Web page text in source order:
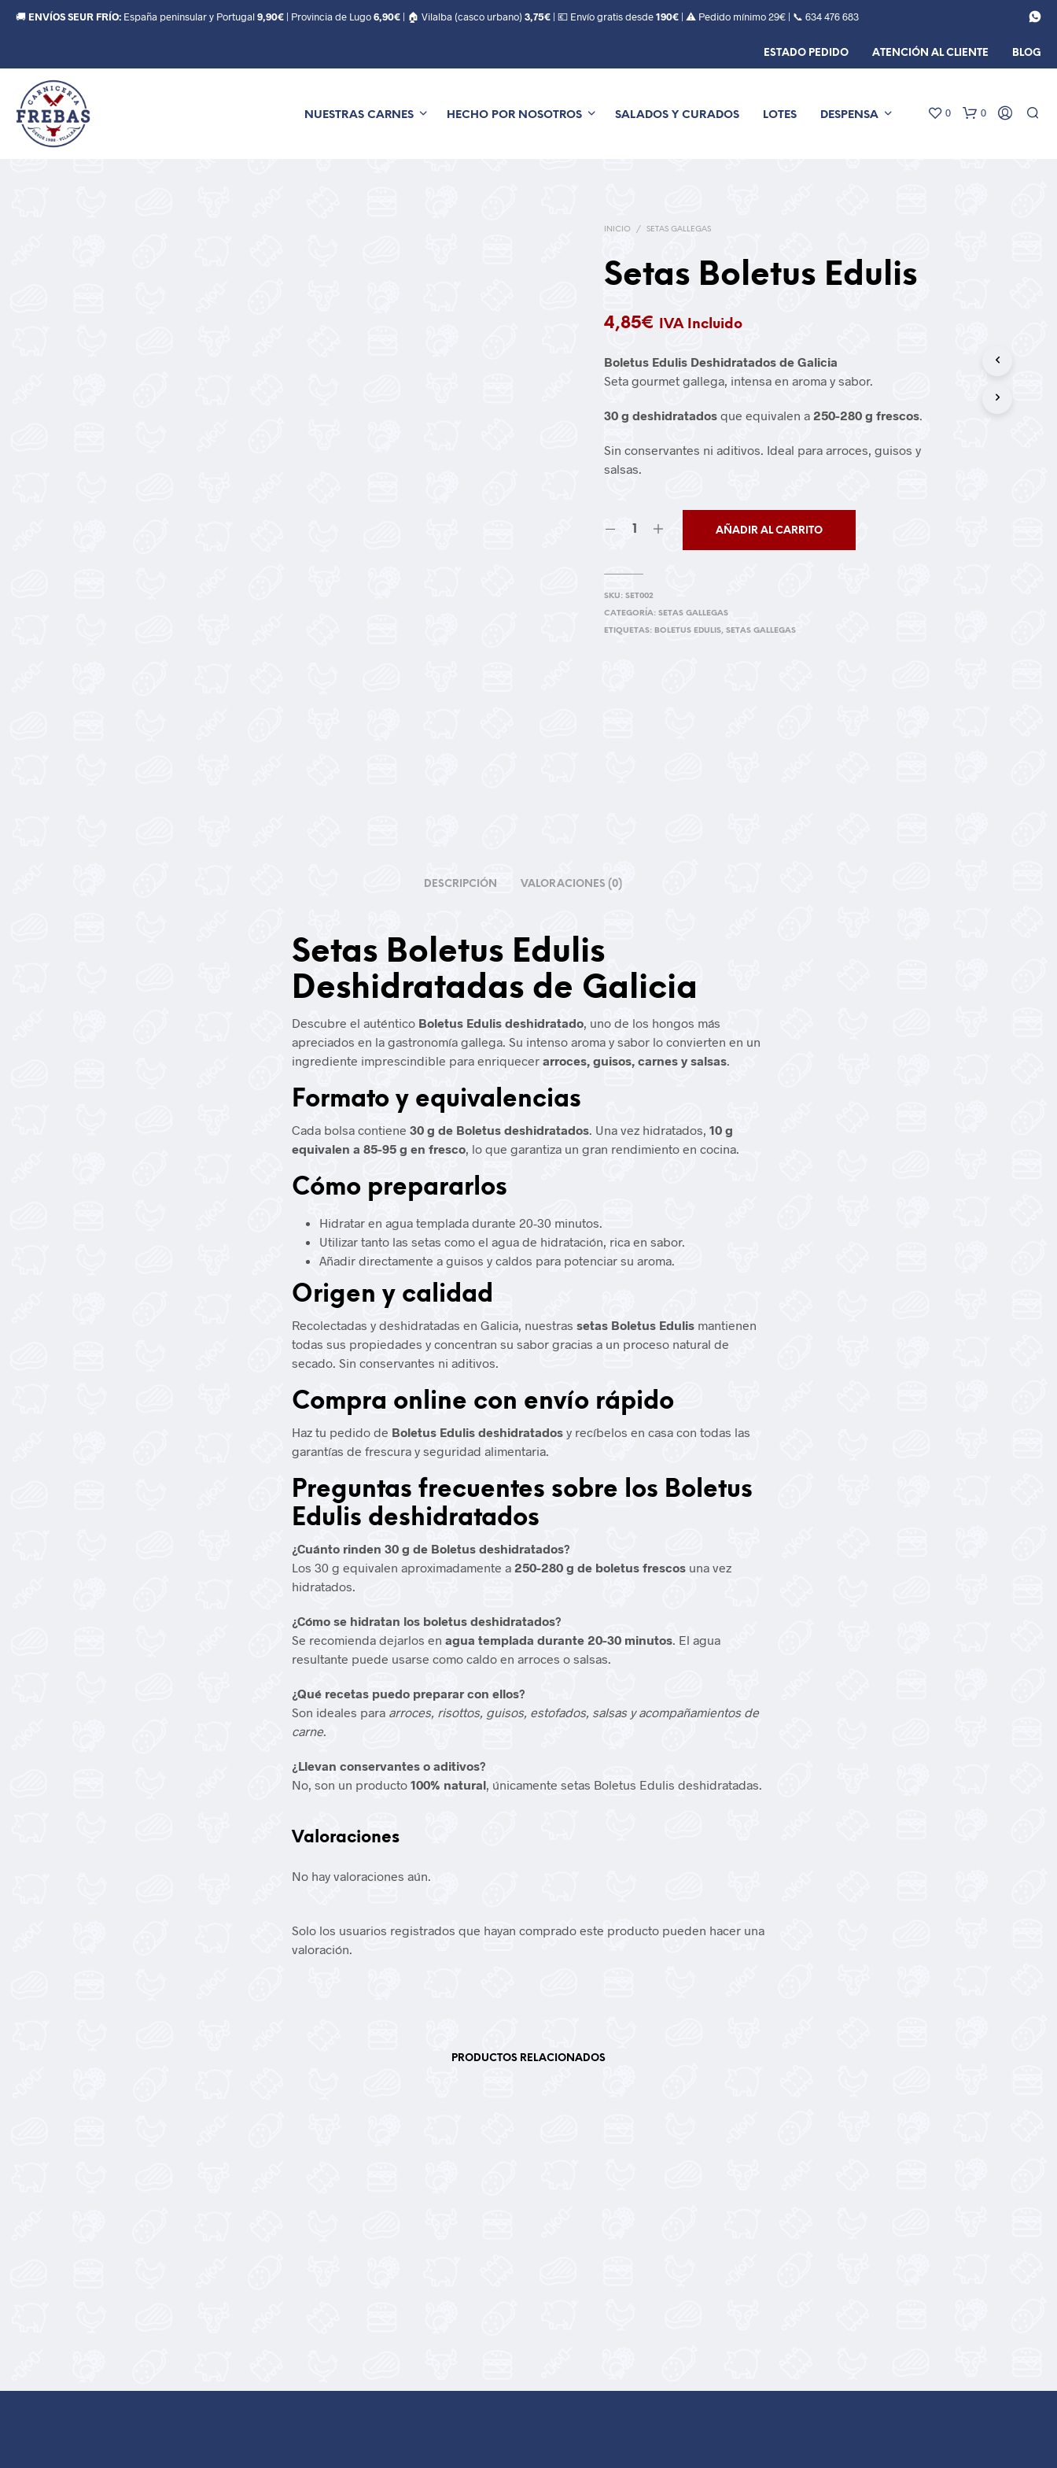
🚚 ENVÍOS SEUR FRÍO: España peninsular y Portugal9,90€ | Provincia de Lugo6,90€ | 🏠 Vilalba (casco urbano) 3,75€ | 💶 Envío gratis desde190€ | ⚠️ Pedido mínimo 29€ | 📞 634 476 683
ESTADO PEDIDO ATENCIÓN AL CLIENTE BLOG
NUESTRAS CARNES HECHO POR NOSOTROS SALADOS Y CURADOS LOTES DESPENSA 0 0
INICIO / SETAS GALLEGAS
Setas Boletus Edulis
4,85€ IVA Incluido
Boletus Edulis Deshidratados de Galicia
Seta gourmet gallega, intensa en aroma y sabor.
30 g deshidratadosque equivalen a 250-280 g frescos
Sin conservantes ni aditivos. Ideal para arroces, guisos y
salsas.
AÑADIR AL CARRITO
SKU:SET002
CATEGORÍA:SETAS GALLEGAS
ETIQUETAS: BOLETUS EDULIS,SETAS GALLEGAS
DESCRIPCIÓN VALORACIONES (0)
Setas Boletus Edulis
Deshidratadas de Galicia
Descubre el auténtico Boletus Edulis deshidratado, uno de los hongos más
apreciados en la gastronomía gallega. Su intenso aroma y sabor lo convierten en un
ingrediente imprescindible para enriquecer arroces, guisos, carnes y salsas.
Formato y equivalencias
Cada bolsa contiene 30 g de Boletus deshidratados. Una vez hidratados, 10 g
equivalen a 85-95 g en fresco, lo que garantiza un gran rendimiento en cocina.
Cómo prepararlos
Hidratar en agua templada durante 20-30 minutos.
Utilizar tanto las setas como el agua de hidratación, rica en sabor.
Añadir directamente a guisos y caldos para potenciar su aroma.
Origen y calidad
Recolectadas y deshidratadas en Galicia, nuestras setas Boletus Edulis mantienen
todas sus propiedades y concentran su sabor gracias a un proceso natural de
secado. Sin conservantes ni aditivos.
Compra online con envío rápido
Haz tu pedido de Boletus Edulis deshidratados y recíbelos en casa con todas las
garantías de frescura y seguridad alimentaria.
Preguntas frecuentes sobre los Boletus
Edulis deshidratados
¿Cuánto rinden 30 g de Boletus deshidratados?
Los 30 g equivalen aproximadamente a 250-280 g de boletus frescos una vez
hidratados.
¿Cómo se hidratan los boletus deshidratados?
Se recomienda dejarlos en agua templada durante 20-30 minutos. El agua
resultante puede usarse como caldo en arroces o salsas.
¿Qué recetas puedo preparar con ellos?
Son ideales para arroces, risottos, guisos, estofados, salsas y acompañamientos de
carne.
¿Llevan conservantes o aditivos?
No, son un producto 100% natural, únicamente setas Boletus Edulis deshidratadas.
Valoraciones
No hay valoraciones aún.
Solo los usuarios registrados que hayan comprado este producto pueden hacer una
valoración.
PRODUCTOS RELACIONADOS